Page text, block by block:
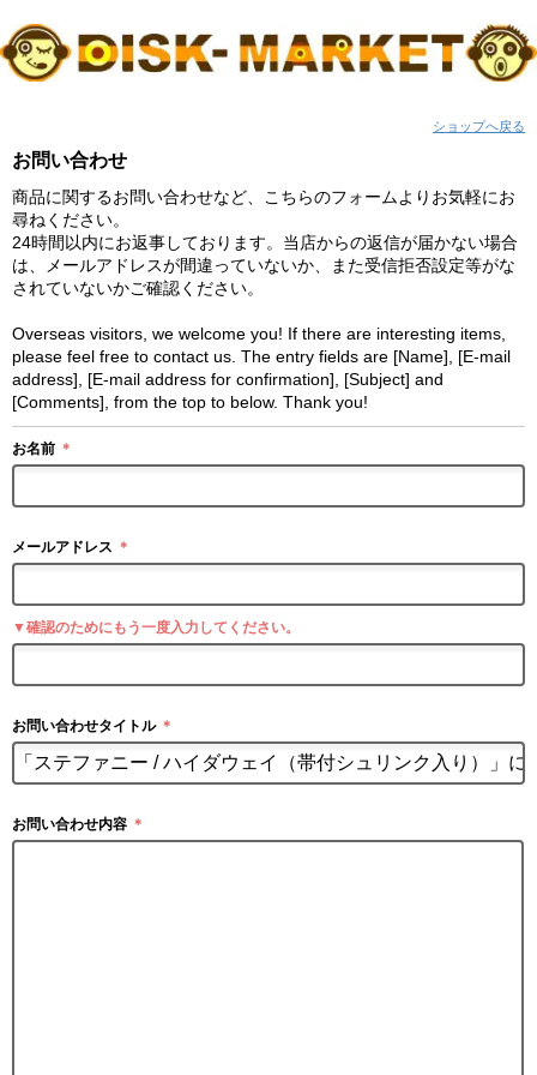
ショップへ戻る
お問い合わせ
商品に関するお問い合わせなど、こちらのフォームよりお気軽にお
尋ねください。
24時間以内にお返事しております。当店からの返信が届かない場合
は、メールアドレスが間違っていないか、また受信拒否設定等がな
されていないかご確認ください。
Overseas visitors, we welcome you! If there are interesting items,
please feel free to contact us. The entry fields are [Name], [E-mail
address], [E-mail address for confirmation], [Subject] and
[Comments], from the top to below. Thank you!
お名前 ＊
メールアドレス ＊
▼確認のためにもう一度入力してください。
お問い合わせタイトル ＊
お問い合わせ内容 ＊